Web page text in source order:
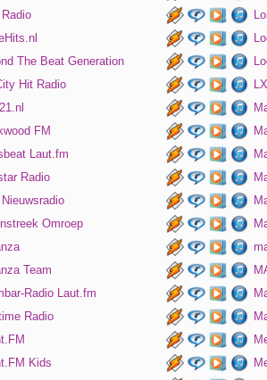
The Beat Generation
Hit Radio
FM
Laut.fm
Radio
Nieuwsradio
Omroep
Team
Radio Laut.fm
Radio
Kids